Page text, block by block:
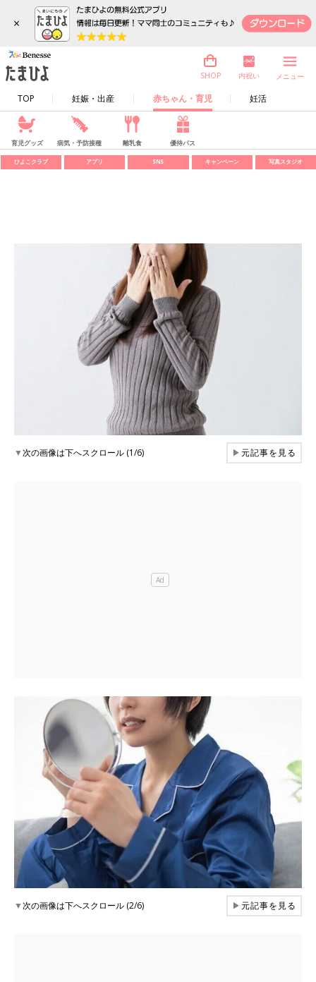
×
TOP 妊娠・出産 赤ちゃん・育児 妊活
SHOP 内祝い メニュー
育児グッズ 病気・予防接種 離乳食 優待パス
ひよこクラブ アプリ SNS キャンペーン 写真スタジオ
▼次の画像は下へスクロール (1/6) ▶元記事を見る
▼次の画像は下へスクロール (2/6) ▶元記事を見る